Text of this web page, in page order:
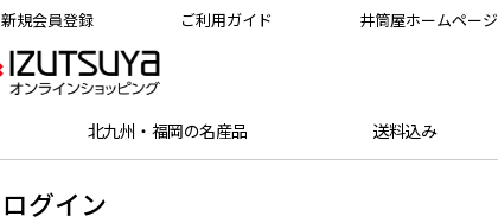
新規会員登録 ご利用ガイド 井筒屋ホームページ
北九州・福岡の名産品 送料込み
ログイン